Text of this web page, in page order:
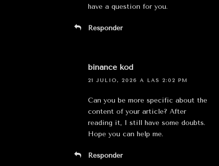
have a question for you.
Responder
binance kod
21 JULIO, 2026 A LAS 2:02 PM
Can you be more specific about the
content of your article? After
reading it, I still have some doubts.
Hope you can help me.
Responder